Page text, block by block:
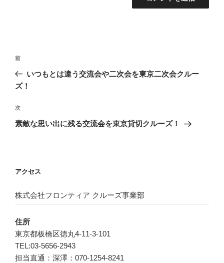
投
ナ
ゲ
ー
前
の
投
前
いつもとは違う交流会や二次会を東京二次会クルー
ズ！
次
の
次
素敵な思い出に残る交流会を東京貸切クルーズ！
アクセス
株式会社フロンティア クルーズ事業部
住所
東京都板橋区徳丸4-11-3-101
TEL:03-5656-2943
担当直通：深澤：070-1254-8241